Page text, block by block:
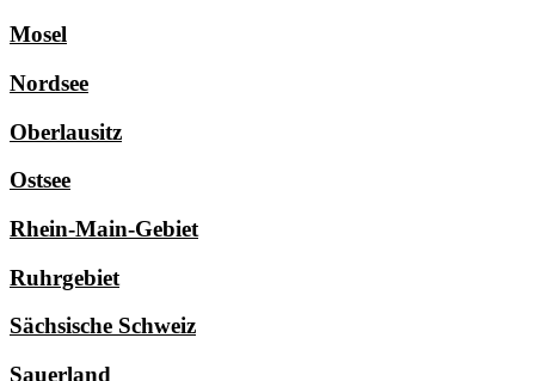
Mosel
Nordsee
Oberlausitz
Ostsee
Rhein-Main-Gebiet
Ruhrgebiet
Sächsische Schweiz
Sauerland